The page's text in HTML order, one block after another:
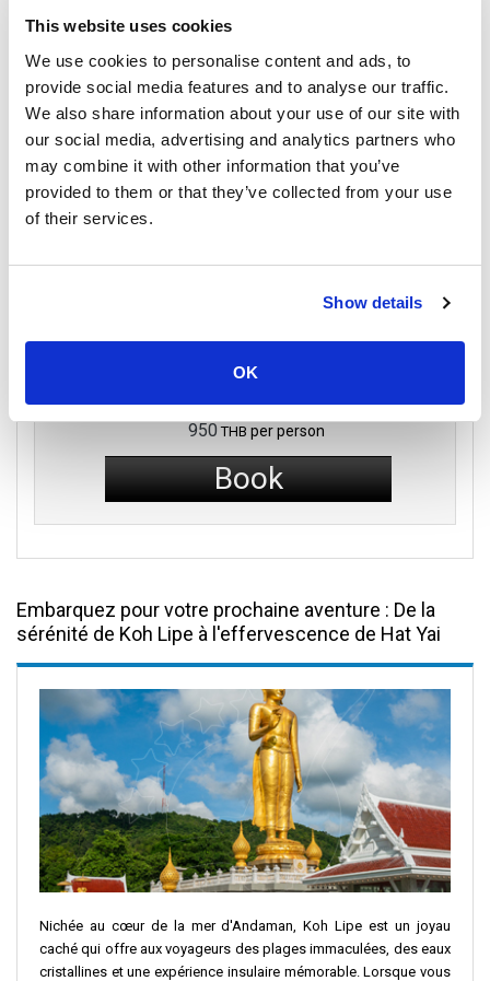
This website uses cookies
We use cookies to personalise content and ads, to
provide social media features and to analyse our traffic.
We also share information about your use of our site with
our social media, advertising and analytics partners who
may combine it with other information that you’ve
provided to them or that they’ve collected from your use
of their services.
Show details
OK
Bundhaya Speed Boat
13:30
Koh Lipe
Plage de Pattaya
4
heures
17:30
Hat Yai
Aéroport de Hat Yai
Speed Boat Shared Minivan
950 THB per person
Book
Embarquez pour votre prochaine aventure : De la
sérénité de Koh Lipe à l'effervescence de Hat Yai
Nichée au cœur de la mer d'Andaman, Koh Lipe est un joyau
caché qui offre aux voyageurs des plages immaculées, des eaux
cristallines et une expérience insulaire mémorable. Lorsque vous